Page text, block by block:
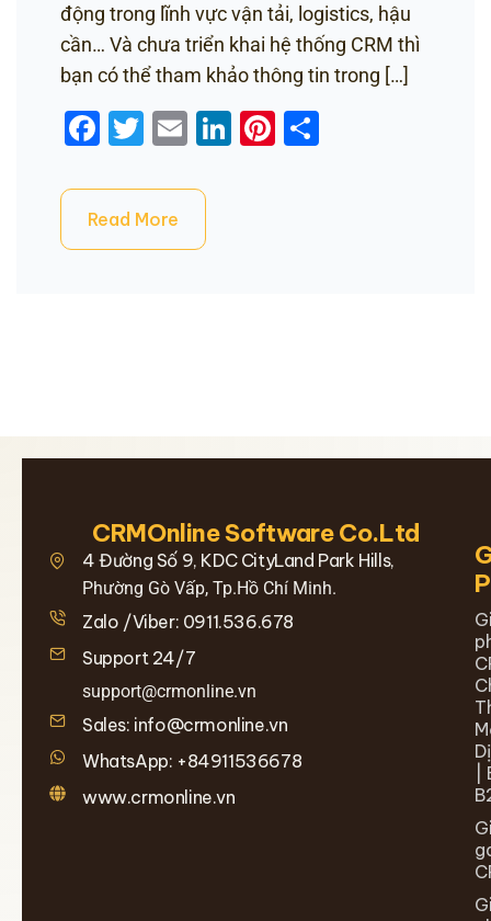
động trong lĩnh vực vận tải, logistics, hậu
cần… Và chưa triển khai hệ thống CRM thì
bạn có thể tham khảo thông tin trong […]
Facebook
Twitter
EmailLinkedIn
Pinterest
Read More
CRMOnline Software Co.Ltd
4 Đường Số 9, KDC CityLand Park Hills,
Phường Gò Vấp, Tp.Hồ Chí Minh.
Zalo /Viber: 0911.536.678
Support 24/7
support@crmonline.vn
Sales: info@crmonline.vn
WhatsApp: +84911536678
www.crmonline.vn